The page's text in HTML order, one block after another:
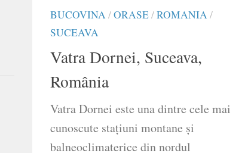
BUCOVINA/ORASE/ROMANIA/
SUCEAVA
Vatra Dornei, Suceava,
România
Vatra Dornei este una dintre cele mai
cunoscute stațiuni montane și
balneoclimaterice din nordul